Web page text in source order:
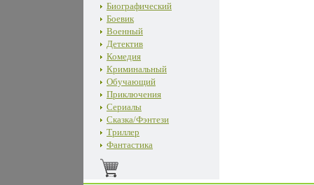
Биографический
Боевик
Военный
Детектив
Комедия
Криминальный
Обучающий
Приключения
Сериалы
Сказка/Фэнтези
Триллер
Фантастика